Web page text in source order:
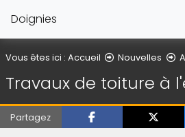
Doignies
Vous êtes ici : Accueil Nouvelles
Travaux de toiture à
Partagez